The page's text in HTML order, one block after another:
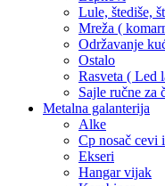
Lule, štediše,
Mreža (
Održavanje
Ostalo
Rasveta ( Led
Sajle ručne za
Metalna galanterija
Alke
Cp nosač cevi
Ekseri
Hangar vijak